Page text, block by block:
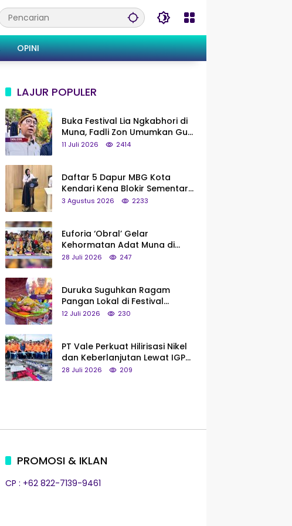
OPINI
LAJUR POPULER
Buka Festival Lia Ngkabhori di
Muna, Fadli Zon Umumkan Gua
Metanduno Segera Naik Status
11 Juli 2026 2414
Daftar 5 Dapur MBG Kota
Kendari Kena Blokir Sementara
dari Pusat
3 Agustus 2026 2233
Euforia ‘Obral’ Gelar
Kehormatan Adat Muna di
Silaturahmi KKMM, Ridwan Bae:
28 Juli 2026 247
Duruka Suguhkan Ragam
Pangan Lokal di Festival
Liangkobhori, Dari Umbi Rebus
12 Juli 2026 230
PT Vale Perkuat Hilirisasi Nikel
dan Keberlanjutan Lewat IGP
Morowali
28 Juli 2026 209
PROMOSI & IKLAN
CP : +62 822-7139-9461